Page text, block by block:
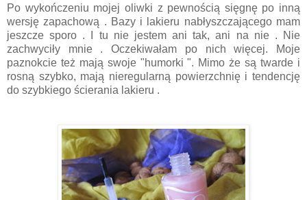
Po wykończeniu mojej oliwki z pewnością sięgnę po inną
wersję zapachową . Bazy i lakieru nabłyszczającego mam
jeszcze sporo . I tu nie jestem ani tak, ani na nie . Nie
zachwyciły mnie . Oczekiwałam po nich więcej. Moje
paznokcie też mają swoje "humorki ". Mimo że są twarde i
rosną szybko, mają nieregularną powierzchnię i tendencję
do szybkiego ścierania lakieru .